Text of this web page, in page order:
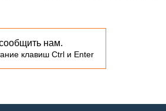
нам.
клавиш Ctrl и Enter